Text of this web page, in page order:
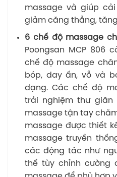
massage và giúp
giảm căng thẳng,
6 chế độ massage
Poongsan MCP 806
chế độ massage
bóp, day ấn, vỗ và
dạng. Các chế độ
trải nghiệm thư giãn
massage tận tay
massage được thiết
massage truyền
các động tác như
thể tùy chỉnh cường